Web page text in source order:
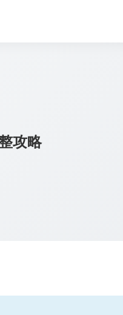
攻略